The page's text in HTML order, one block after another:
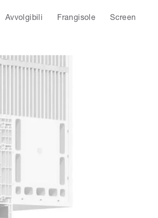
Avvolgibili Frangisole
Screen